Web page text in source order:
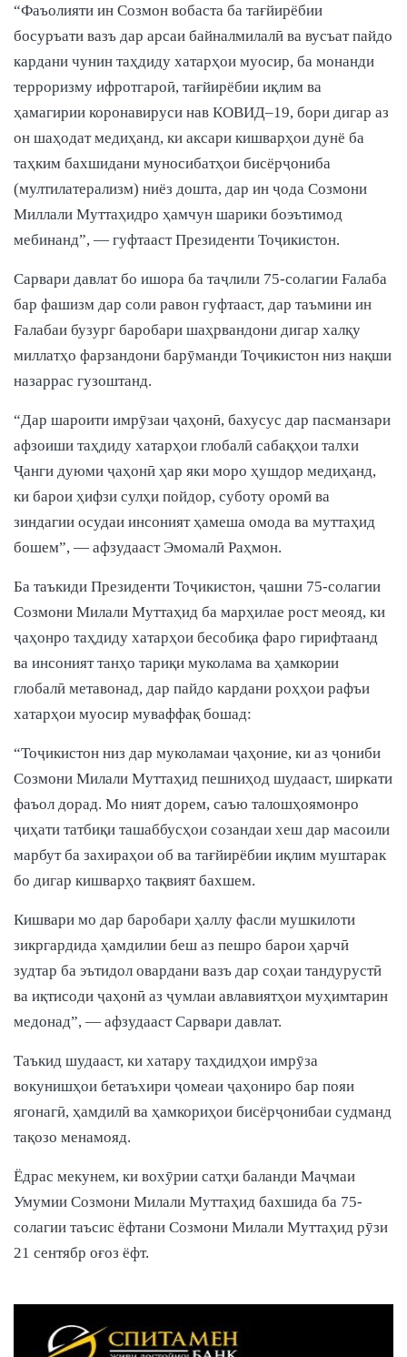
“Фаъолияти ин Созмон вобаста ба тағйирёбии
босуръати вазъ дар арсаи байналмилалӣ ва вусъат пайдо
кардани чунин таҳдиду хатарҳои муосир, ба монанди
терроризму ифротгароӣ, тағйирёбии иқлим ва
ҳамагирии коронавируси нав КОВИД–19, бори дигар аз
он шаҳодат медиҳанд, ки аксари кишварҳои дунё ба
таҳким бахшидани муносибатҳои бисёрҷониба
(мултилатерализм) ниёз дошта, дар ин ҷода Созмони
Миллали Муттаҳидро ҳамчун шарики боэътимод
мебинанд”, — гуфтааст Президенти Тоҷикистон.
Сарвари давлат бо ишора ба таҷлили 75-солагии Fалаба
бар фашизм дар соли равон гуфтааст, дар таъмини ин
Fалабаи бузург баробари шаҳрвандони дигар халқу
миллатҳо фарзандони барӯманди Тоҷикистон низ нақши
назаррас гузоштанд.
“Дар шароити имрӯзаи ҷаҳонӣ, бахусус дар пасманзари
афзоиши таҳдиду хатарҳои глобалӣ сабақҳои талхи
Ҷанги дуюми ҷаҳонӣ ҳар яки моро ҳушдор медиҳанд,
ки барои ҳифзи сулҳи пойдор, суботу оромӣ ва
зиндагии осудаи инсоният ҳамеша омода ва муттаҳид
бошем”, — афзудааст Эмомалӣ Раҳмон.
Ба таъкиди Президенти Тоҷикистон, ҷашни 75-солагии
Созмони Милали Муттаҳид ба марҳилае рост меояд, ки
ҷаҳонро таҳдиду хатарҳои бесобиқа фаро гирифтаанд
ва инсоният танҳо тариқи муколама ва ҳамкории
глобалӣ метавонад, дар пайдо кардани роҳҳои рафъи
хатарҳои муосир муваффақ бошад:
“Тоҷикистон низ дар муколамаи ҷаҳоние, ки аз ҷониби
Созмони Милали Муттаҳид пешниҳод шудааст, ширкати
фаъол дорад. Мо ният дорем, саъю талошҳоямонро
ҷиҳати татбиқи ташаббусҳои созандаи хеш дар масоили
марбут ба захираҳои об ва тағйирёбии иқлим муштарак
бо дигар кишварҳо тақвият бахшем.
Кишвари мо дар баробари ҳаллу фасли мушкилоти
зикргардида ҳамдилии беш аз пешро барои ҳарчӣ
зудтар ба эътидол овардани вазъ дар соҳаи тандурустӣ
ва иқтисоди ҷаҳонӣ аз ҷумлаи авлавиятҳои муҳимтарин
медонад”, — афзудааст Сарвари давлат.
Таъкид шудааст, ки хатару таҳдидҳои имрӯза
вокунишҳои бетаъхири ҷомеаи ҷаҳониро бар пояи
ягонагӣ, ҳамдилӣ ва ҳамкориҳои бисёрҷонибаи судманд
тақозо менамояд.
Ёдрас мекунем, ки вохӯрии сатҳи баланди Маҷмаи
Умумии Созмони Милали Муттаҳид бахшида ба 75-
солагии таъсис ёфтани Созмони Милали Муттаҳид рӯзи
21 сентябр оғоз ёфт.